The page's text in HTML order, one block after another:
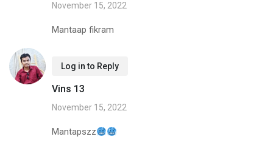
November 15, 2022
Mantaap fikram
Log in to Reply
Vins 13
November 15, 2022
Mantapszz